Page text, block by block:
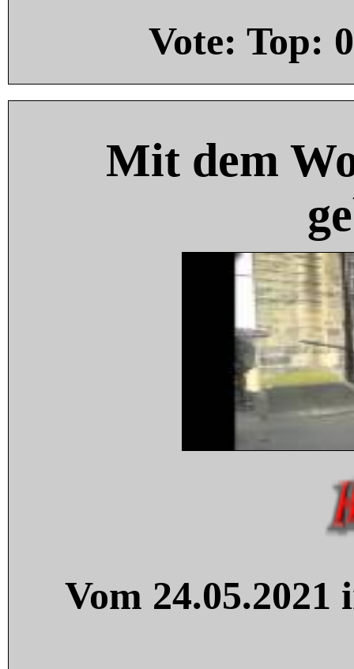
Vote: Top: 0
Mit dem
Vom